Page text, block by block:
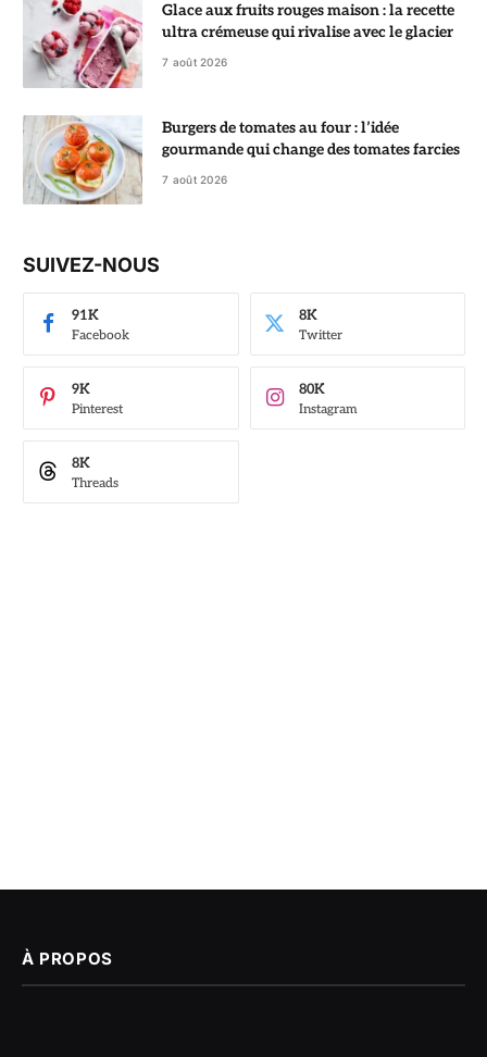
Glace aux fruits rouges maison : la recette
ultra crémeuse qui rivalise avec le glacier
7 août 2026
Burgers de tomates au four : l’idée
gourmande qui change des tomates farcies
7 août 2026
SUIVEZ-NOUS
Facebook
91K
Twitter
8K
Pinterest
9K
Instagram
80K
Threads
8K
À PROPOS